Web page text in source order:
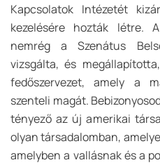
Kapcsolatok Intézetét
kezelésére hozták létre.
nemrég a Szenátus
vizsgálta, és
fedőszervezet, amely a
szenteli magát.
tényező az új amerikai
olyan társadalomban,
amelyben a vallásnak és a